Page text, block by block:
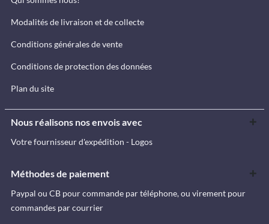
Modalités de livraison et de collecte
Conditions générales de vente
Conditions de protection des données
Plan du site
Nous réalisons nos envois avec
Votre fournisseur d'expédition - Logos
Méthodes de paiement
Paypal ou CB pour commande par téléphone, ou virement pour
commandes par courrier